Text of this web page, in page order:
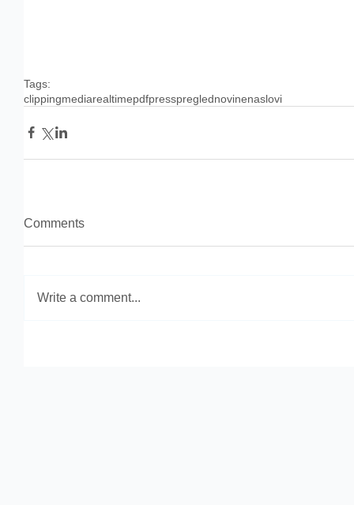
Tags:
clippingmediarealtimepdfpresspreglednovinenaslovi
Comments
Write a comment...